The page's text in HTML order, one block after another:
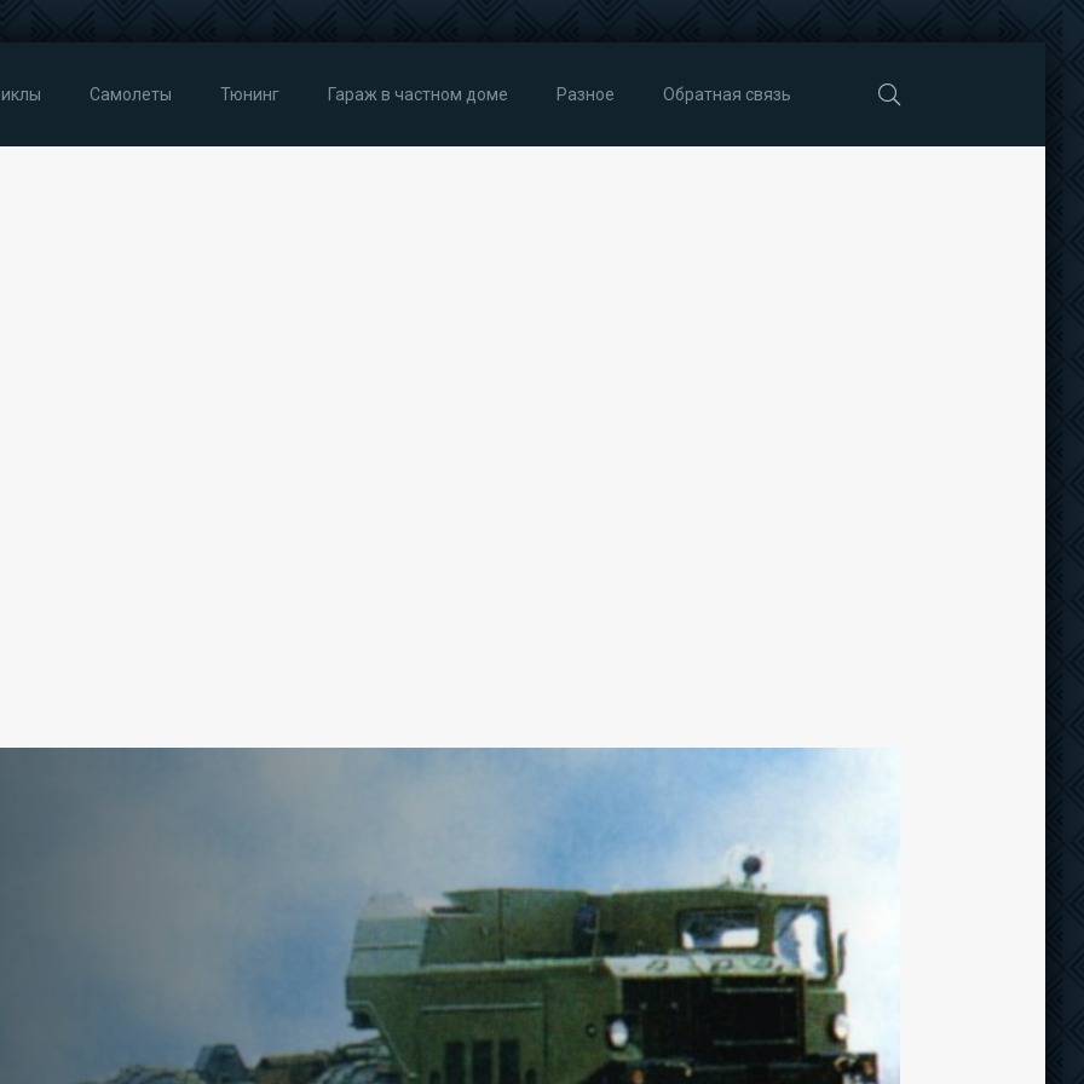
Самолеты Тюнинг Гараж в частном доме Разное Обратная связь